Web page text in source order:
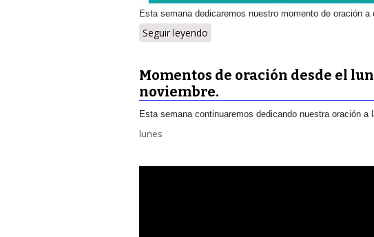
Esta semana dedicaremos nuestro momento de oración a
Seguir leyendo
Momentos de oración desde el
noviembre.
Esta semana continuaremos dedicando nuestra oración a
lunes